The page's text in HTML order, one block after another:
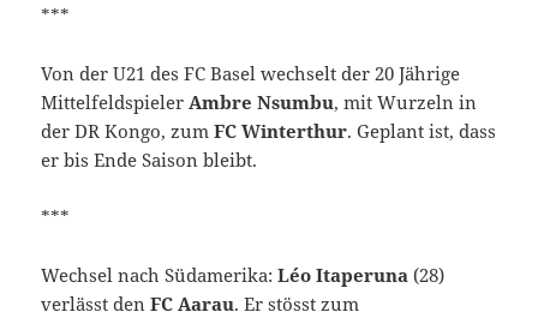
***
Von der U21 des FC Basel wechselt der 20 Jährige
Mittelfeldspieler Ambre Nsumbu, mit Wurzeln in
der DR Kongo, zumFC Winterthur. Geplant ist, dass
er bis Ende Saison bleibt.
***
Wechsel nach Südamerika:Léo Itaperuna (28)
verlässt denFC Aarau. Er stösst zum